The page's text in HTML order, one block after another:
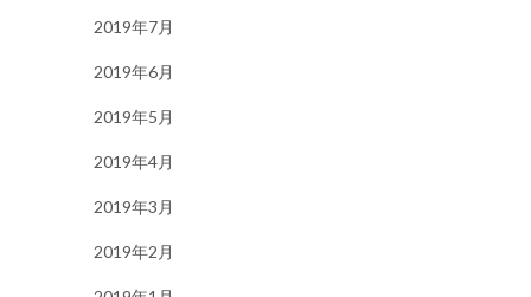
2019年7月
2019年6月
2019年5月
2019年4月
2019年3月
2019年2月